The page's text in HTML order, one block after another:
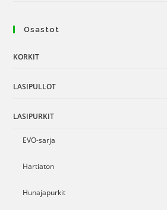
Osastot
KORKIT
LASIPULLOT
LASIPURKIT
EVO-sarja
Hartiaton
Hunajapurkit